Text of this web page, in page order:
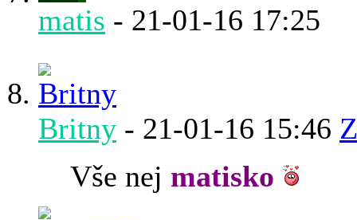
matis - 21-01-16 17:25
Britny - 21-01-16 15:46
Vše nej matisko